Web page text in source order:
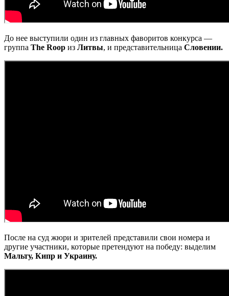
До нее выступили один из главных фаворитов конкурса —
группа The Roop из Литвы, и представительница Словении.
После на суд жюри и зрителей представили свои номера и
другие участники, которые претендуют на победу: выделим
Мальту, Кипр и Украину.